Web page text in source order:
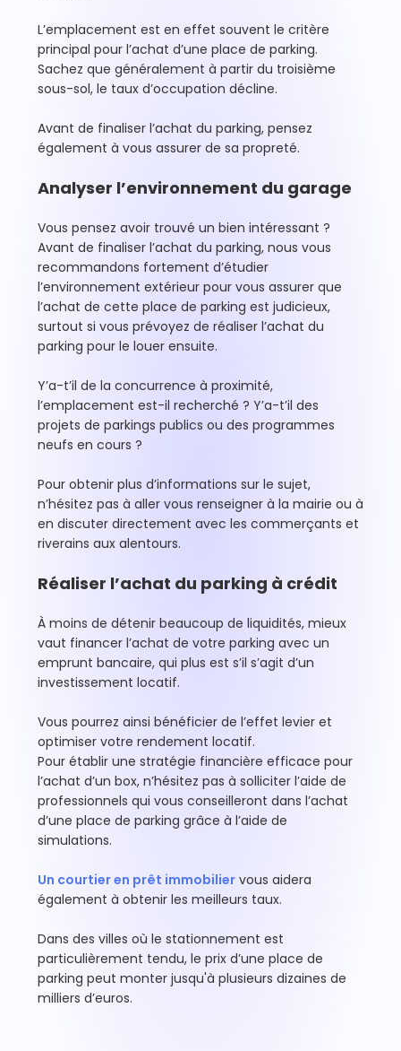
L’emplacement est en effet souvent le critère
principal pour l’achat d’une place de parking.
Sachez que généralement à partir du troisième
sous-sol, le taux d’occupation décline.
Avant de finaliser l’achat du parking, pensez
également à vous assurer de sa propreté.
Analyser l’environnement du garage
Vous pensez avoir trouvé un bien intéressant ?
Avant de finaliser l’achat du parking, nous vous
recommandons fortement d’étudier
l’environnement extérieur pour vous assurer que
l’achat de cette place de parking est judicieux,
surtout si vous prévoyez de réaliser l’achat du
parking pour le louer ensuite.
Y’a-t’il de la concurrence à proximité,
l’emplacement est-il recherché ? Y’a-t’il des
projets de parkings publics ou des programmes
neufs en cours ?
Pour obtenir plus d’informations sur le sujet,
n’hésitez pas à aller vous renseigner à la mairie ou à
en discuter directement avec les commerçants et
riverains aux alentours.
Réaliser l’achat du parking à crédit
À moins de détenir beaucoup de liquidités, mieux
vaut financer l’achat de votre parking avec un
emprunt bancaire, qui plus est s’il s’agit d’un
investissement locatif.
Vous pourrez ainsi bénéficier de l’effet levier et
optimiser votre rendement locatif.
Pour établir une stratégie financière efficace pour
l’achat d’un box, n’hésitez pas à solliciter l’aide de
professionnels qui vous conseilleront dans l’achat
d’une place de parking grâce à l’aide de
simulations.
Un courtier en prêt immobilier vous aidera
également à obtenir les meilleurs taux.
Dans des villes où le stationnement est
particulièrement tendu, le prix d’une place de
parking peut monter jusqu'à plusieurs dizaines de
milliers d’euros.